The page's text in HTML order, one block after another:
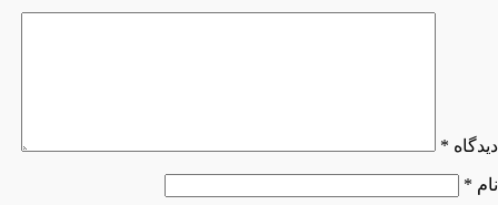
دیدگاه *
نام *